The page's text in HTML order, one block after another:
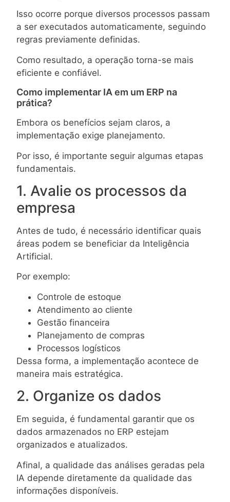
Isso ocorre porque diversos processos passam
a ser executados automaticamente, seguindo
regras previamente definidas.
Como resultado, a operação torna-se mais
eficiente e confiável.
Como implementar IA em um ERP na
prática?
Embora os benefícios sejam claros, a
implementação exige planejamento.
Por isso, é importante seguir algumas etapas
fundamentais.
1. Avalie os processos da
empresa
Antes de tudo, é necessário identificar quais
áreas podem se beneficiar da Inteligência
Artificial.
Por exemplo:
Controle de estoque
Atendimento ao cliente
Gestão financeira
Planejamento de compras
Processos logísticos
Dessa forma, a implementação acontece de
maneira mais estratégica.
2. Organize os dados
Em seguida, é fundamental garantir que os
dados armazenados no ERP estejam
organizados e atualizados.
Afinal, a qualidade das análises geradas pela
IA depende diretamente da qualidade das
informações disponíveis.